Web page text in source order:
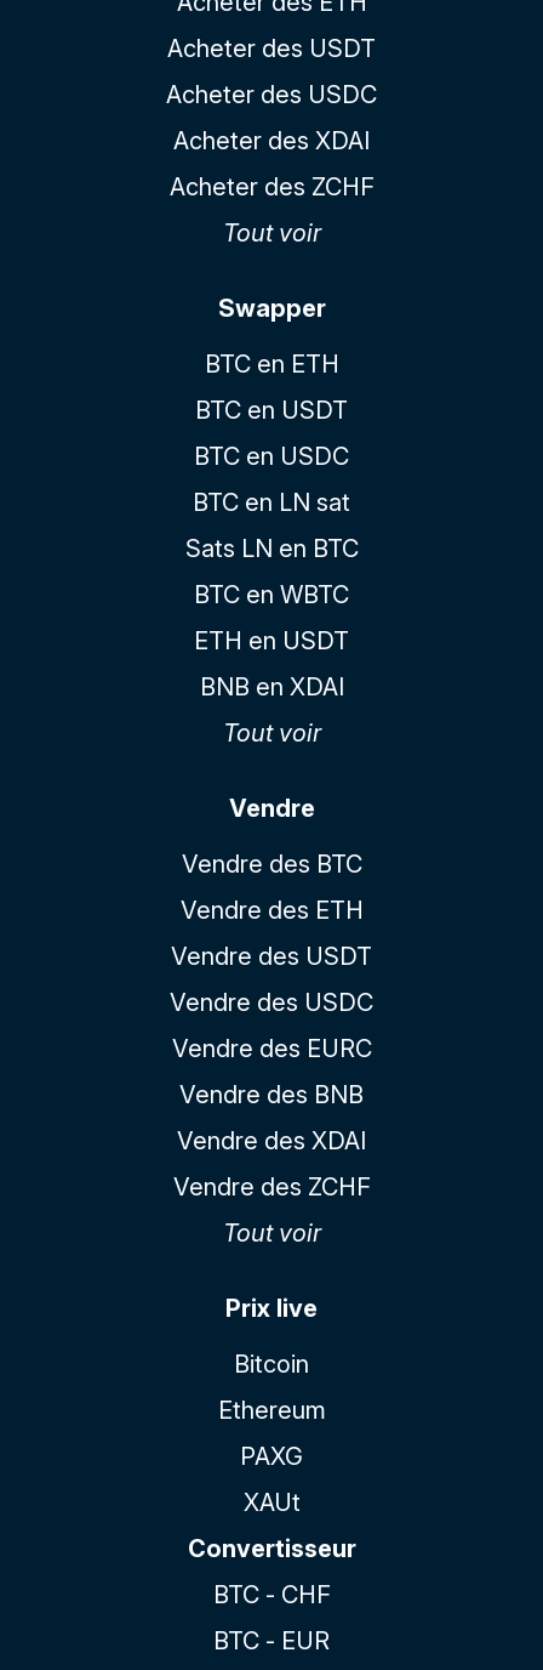
Acheter des USDT
Acheter des USDC
Acheter des XDAI
Acheter des ZCHF
Tout voir
Swapper
BTC en ETH
BTC en USDT
BTC en USDC
BTC en LN sat
Sats LN en BTC
BTC en WBTC
ETH en USDT
BNB en XDAI
Tout voir
Vendre
Vendre des BTC
Vendre des ETH
Vendre des USDT
Vendre des USDC
Vendre des EURC
Vendre des BNB
Vendre des XDAI
Vendre des ZCHF
Tout voir
Prix live
Bitcoin
Ethereum
PAXG
XAUt
Convertisseur
BTC - CHF
BTC - EUR